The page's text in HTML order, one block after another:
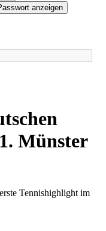
anzeigen
Münster
Tennishighlight im